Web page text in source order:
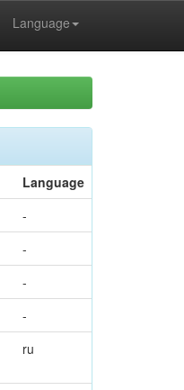
Language
Language
-
-
-
-
ru